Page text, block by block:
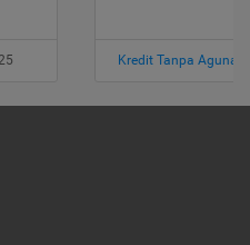
Kredit Tanpa Agunan